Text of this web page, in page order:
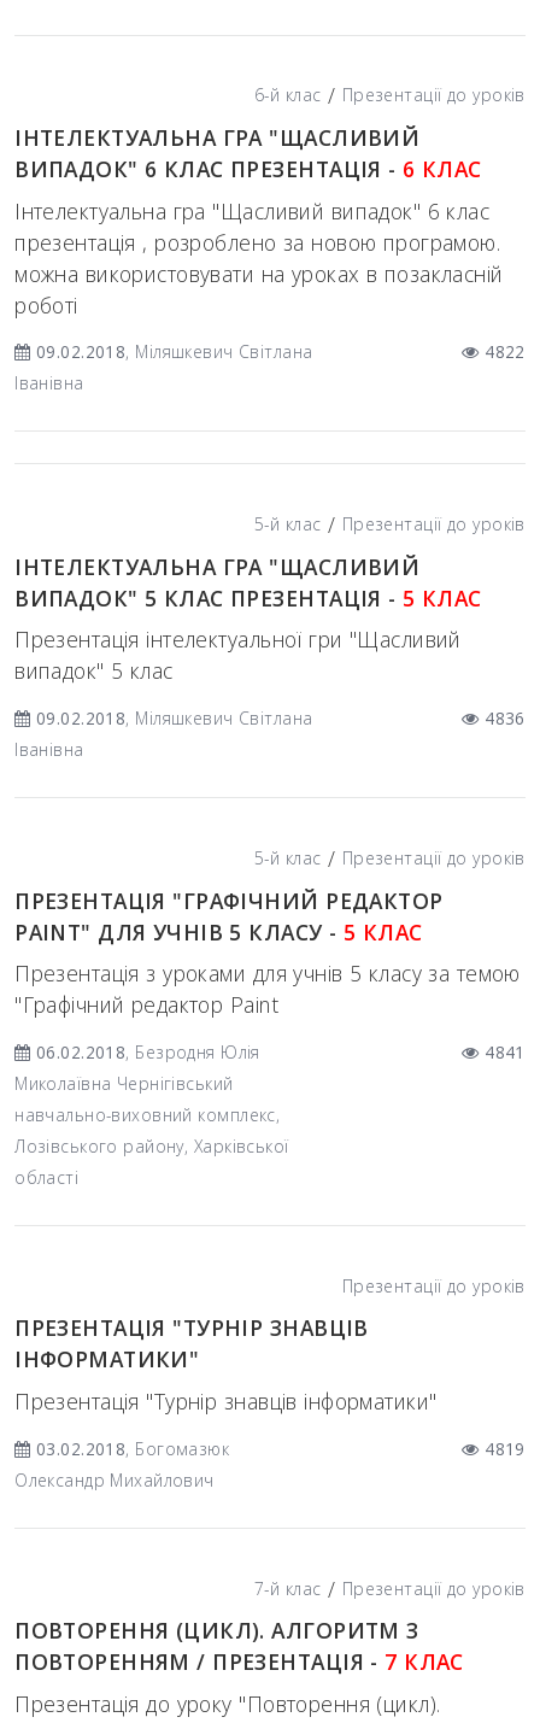
6-й клас / Презентації до уроків
ІНТЕЛЕКТУАЛЬНА ГРА "ЩАСЛИВИЙ
ВИПАДОК" 6 КЛАС ПРЕЗЕНТАЦІЯ - 6 КЛАС
Інтелектуальна гра "Щасливий випадок" 6 клас
презентація , розроблено за новою програмою.
можна використовувати на уроках в позакласній
роботі
09.02.2018, Міляшкевич Світлана
Іванівна
4822
5-й клас / Презентації до уроків
ІНТЕЛЕКТУАЛЬНА ГРА "ЩАСЛИВИЙ
ВИПАДОК" 5 КЛАС ПРЕЗЕНТАЦІЯ - 5 КЛАС
Презентація інтелектуальної гри "Щасливий
випадок" 5 клас
09.02.2018, Міляшкевич Світлана
Іванівна
4836
5-й клас / Презентації до уроків
ПРЕЗЕНТАЦІЯ "ГРАФІЧНИЙ РЕДАКТОР
PAINT" ДЛЯ УЧНІВ 5 КЛАСУ - 5 КЛАС
Презентація з уроками для учнів 5 класу за темою
"Графічний редактор Paint
06.02.2018, Безродня Юлія
Миколаївна Чернігівський
навчально-виховний комплекс,
Лозівського району, Харківської
області
4841
Презентації до уроків
ПРЕЗЕНТАЦІЯ "ТУРНІР ЗНАВЦІВ
ІНФОРМАТИКИ"
Презентація "Турнір знавців інформатики"
03.02.2018, Богомазюк
Олександр Михайлович
4819
7-й клас / Презентації до уроків
ПОВТОРЕННЯ (ЦИКЛ). АЛГОРИТМ З
ПОВТОРЕННЯМ / ПРЕЗЕНТАЦІЯ - 7 КЛАС
Презентація до уроку "Повторення (цикл).